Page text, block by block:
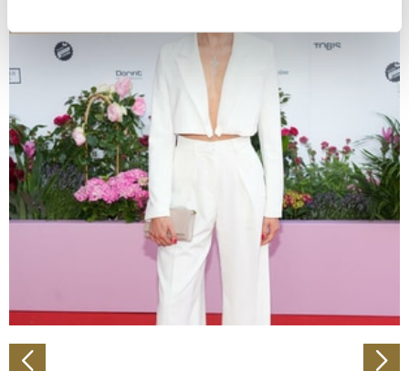
bestimmten Merkmalen (Fingerprinting) identifizieren
Erfahren Sie mehr darüber, wie Ihre persönlichen Daten
verarbeitet werden, und legen Sie Ihre Präferenzen im
Abschnitt Einzelheiten
Wir verwenden Cookies, um Inhalte und Anzeigen zu
personalisieren, Funktionen für soziale Medien anbieten
zu können und die Zugriffe auf unsere Website zu
analysieren. Außerdem geben wir Informationen zu Ihrer
Verwendung unserer Website an unsere Partner für
soziale Medien, Werbung und Analysen weiter. Unsere
weiteren Daten zusammen, die Sie ihnen bereitgestellt
gesammelt haben.